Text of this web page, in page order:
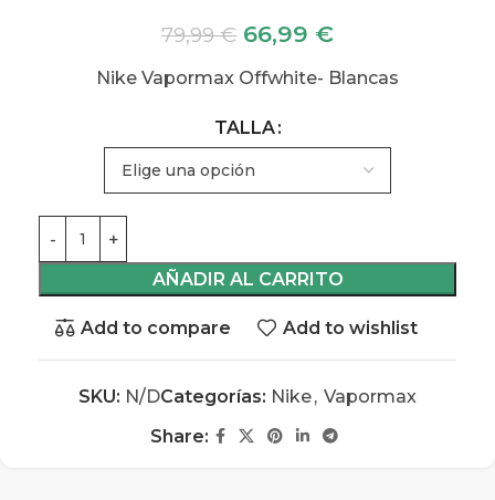
79,99€ 66,99 €
Nike Vapormax Offwhite- Blancas
TALLA
AÑADIR AL CARRITO
Add to compare Add to wishlist
SKU: N/DCategorías: Nike, Vapormax
Share: